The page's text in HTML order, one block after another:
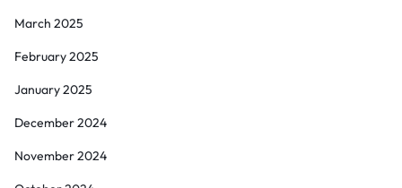
March 2025
February 2025
January 2025
December 2024
November 2024